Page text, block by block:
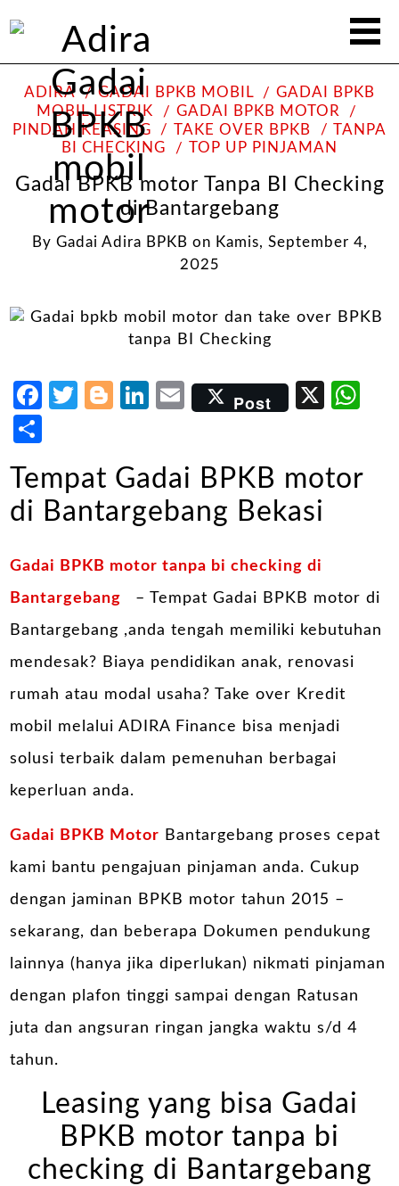
ADIRA GADAI BPKB MOBIL
GADAI BPKB
MOBIL LISTRIK
GADAI BPKB MOTOR
PINDAH KEASING
TAKE OVER BPKB
TANPA
BI CHECKING
TOP UP PINJAMAN
Gadai BPKB motor Tanpa BI Checking
di Bantargebang
By Gadai Adira BPKB on Kamis, September 4,
2025
Facebook
Twitter
Blogger
LinkedIn
Email
Post X
Tempat Gadai BPKB motor
di Bantargebang Bekasi
Gadai BPKB motor tanpa bi checking di
Bantargebang
– Tempat Gadai BPKB motor di
Bantargebang ,anda tengah memiliki kebutuhan
mendesak? Biaya pendidikan anak, renovasi
rumah atau modal usaha? Take over Kredit
mobil melalui ADIRA Finance bisa menjadi
solusi terbaik dalam pemenuhan berbagai
keperluan anda.
Gadai BPKB Motor Bantargebang proses cepat
kami bantu pengajuan pinjaman anda. Cukup
dengan jaminan BPKB motor tahun 2015 –
sekarang, dan beberapa Dokumen pendukung
lainnya (hanya jika diperlukan) nikmati pinjaman
dengan plafon tinggi sampai dengan Ratusan
juta dan angsuran ringan jangka waktu s/d 4
tahun.
Leasing yang bisa Gadai
BPKB motor tanpa bi
checking di Bantargebang